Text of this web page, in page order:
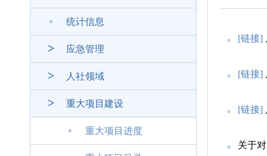
统计信息
应急管理
人社领域
重大项目建设
重大项目进度
[链接]
[链接]
[链接]
关于